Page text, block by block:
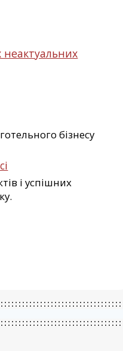
неактуальних
бізнесу
і успішних